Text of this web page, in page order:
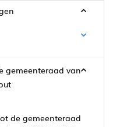
gemeenteraad van
de gemeenteraad